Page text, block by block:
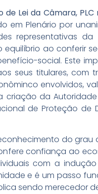
de Lei da Câmara, PLC
em Plenário por
representativas
ao conferir
social. Este
seus titulares, com
envolvidos,
da
de Proteção de
do
confiança ao
com a
e é um passo
sendo merecedor